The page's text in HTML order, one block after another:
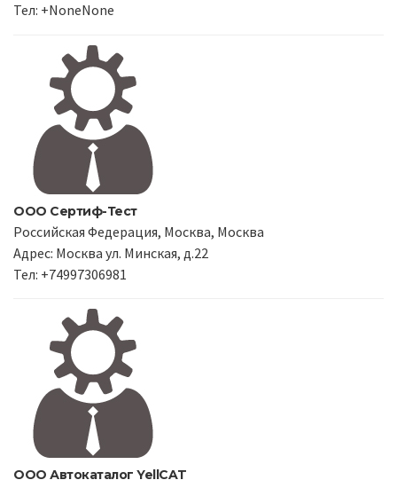
Тел: +NoneNone
ООО Сертиф-Тест
Российская Федерация, Москва, Москва
Адрес: Москва ул. Минская, д.22
Тел: +74997306981
ООО Автокаталог YellCAT